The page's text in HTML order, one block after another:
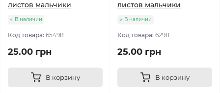
листов мальчики
В наличии
Код товара: 65498
25.00 грн
В корзину
листов мальчики
В наличии
Код товара: 62911
25.00 грн
В корзину